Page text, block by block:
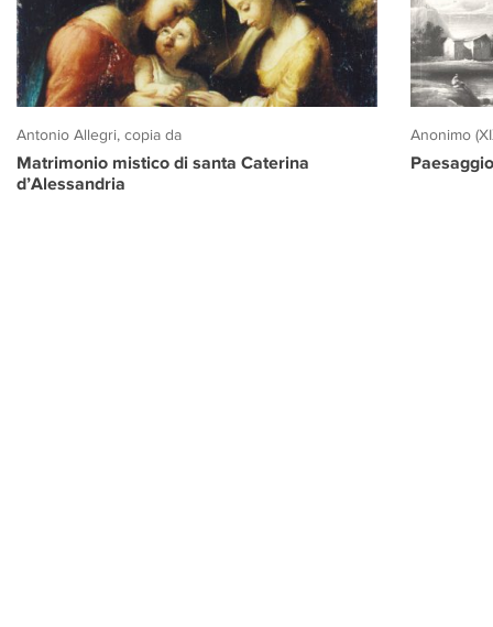
Antonio Allegri, copia da
Matrimonio mistico di santa Caterina
d’Alessandria
Anonimo